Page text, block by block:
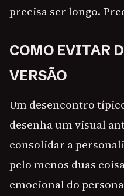
precisa ser longo.
COMO EVITAR
VERSÃO
Um desencontro
desenha um visual
consolidar a
pelo menos duas
emocional do